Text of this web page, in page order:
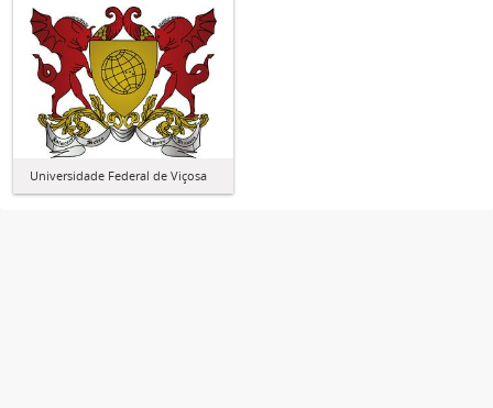
Universidade Federal de Viçosa